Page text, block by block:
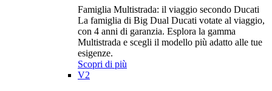
Famiglia Multistrada: il viaggio secondo Ducati
La famiglia di Big Dual Ducati votate al viaggio,
con 4 anni di garanzia. Esplora la gamma
Multistrada e scegli il modello più adatto alle tue
esigenze.
Scopri di più
V2